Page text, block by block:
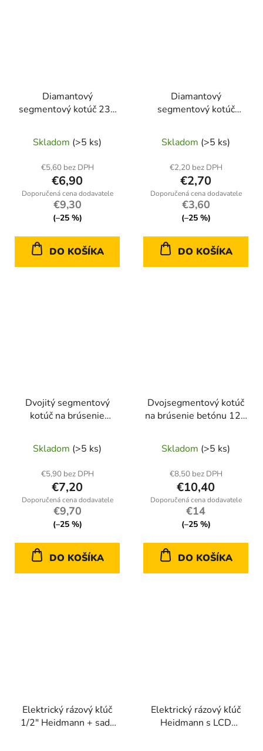
Diamantový
segmentový kotúč 230
Heidmann čierny –
balenie 25 kusov
Skladom (>5 ks)
€5,60 bez DPH
€6,90
€9,30
(–25 %)
DO KOŠÍKA
Diamantový
segmentový kotúč
10 mm – rezanie betónu
a tehál
Skladom (>5 ks)
€2,20 bez DPH
€2,70
€3,60
(–25 %)
DO KOŠÍKA
Dvojitý segmentový
kotúč na brúsenie
22,23 mm Heidmann
(50)
Skladom (>5 ks)
€5,90 bez DPH
€7,20
€9,70
(–25 %)
DO KOŠÍKA
Dvojsegmentový kotúč
na brúsenie betónu 125
(50)
Skladom (>5 ks)
€8,50 bez DPH
€10,40
€14
(–25 %)
DO KOŠÍKA
Elektrický rázový kľúč
1/2" Heidmann + sada
Elektrický rázový kľúč
Heidmann s LCD